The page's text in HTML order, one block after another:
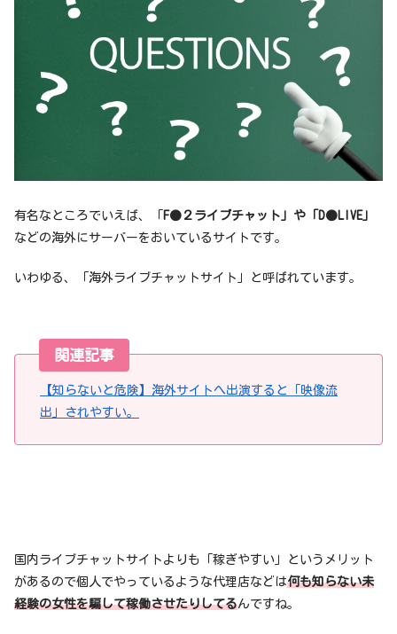
有名なところでいえば、「
F●２ライブチャット」や「D●LIVE」
などの海外にサーバーをおいているサイトです。
いわゆる、「海外ライブチャットサイト」と呼ばれています。
関連記事
【知らないと危険】海外サイトへ出演すると「映像流
出」されやすい。
国内ライブチャットサイトよりも「稼ぎやすい」というメリット
があるので個人でやっているような代理店などは何も知らない未
経験の女性を騙して稼働させたりしてるんですね。